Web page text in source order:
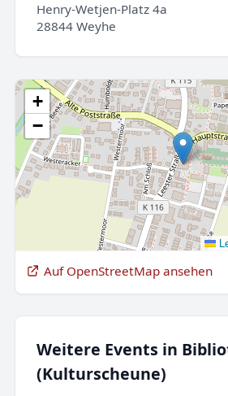
Henry-Wetjen-Platz 4a
28844 Weyhe
+
−
Auf OpenStreetMap ansehen
Weitere Events in
(Kulturscheune)